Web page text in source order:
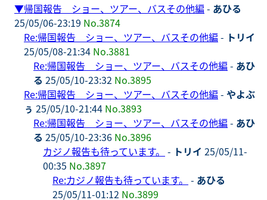
▼帰国報告 ショー、ツアー、バスその他編 - あひる
25/05/06-23:19 No.3874
Re:帰国報告 ショー、ツアー、バスその他編 - トリイ
25/05/08-21:34 No.3881
Re:帰国報告 ショー、ツアー、バスその他編 - あひ
る 25/05/10-23:32 No.3895
Re:帰国報告 ショー、ツアー、バスその他編 - やよぶ
ぅ 25/05/10-21:44 No.3893
Re:帰国報告 ショー、ツアー、バスその他編 - あひ
る 25/05/10-23:36 No.3896
カジノ報告も待っています。 - トリイ 25/05/11-
00:35 No.3897
Re:カジノ報告も待っています。 - あひる
25/05/11-01:12 No.3899